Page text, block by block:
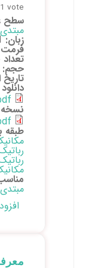
1vote)
سطح
مبتدی
زبان:1
فرمت
حجم:567.1K
تاریخ
نسخه
طبقه
رباتیک
مکانیک
مبتدی